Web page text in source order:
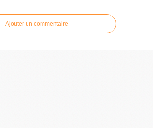
Ajouter un commentaire